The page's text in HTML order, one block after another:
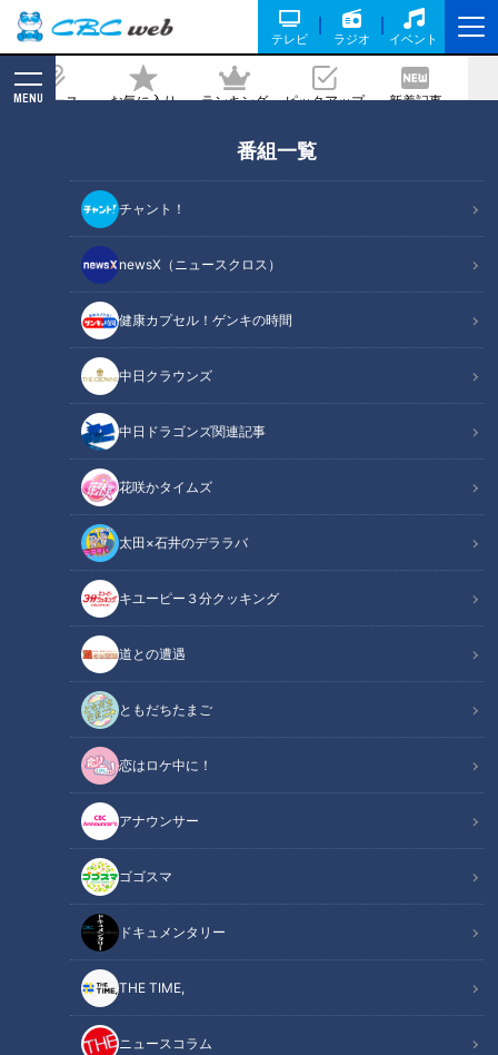
テレビ ラジオ イベント
ニュース お気に入り ランキング ピックアップ 新着記事
MENU
番組一覧
チャント！
newsX（ニュースクロス）
健康カプセル！ゲンキの時間
中日クラウンズ
中日ドラゴンズ関連記事
花咲かタイムズ
太田×石井のデララバ
キユーピー３分クッキング
道との遭遇
ともだちたまご
恋はロケ中に！
アナウンサー
ゴゴスマ
ドキュメンタリー
THE TIME,
ニュースコラム
ド『もろこ寿司』を調査！ 郷土料理の絶
滅を救った大将こだわりの逸品
2024/04/10 17:00
CBCテレビ『チャント！』いただきます！ほぼ地元だけ 愛されフード
チャント！
いただきます！ほぼ地元だけ愛されフード
その町以外ではあまり知られていないけど…地元の人はみんな
知っている！ その町で生まれ、根づく愛されフード。ＣＢＣ
の加藤愛アナウンサーが全力で調査します。今回は、『愛知県
津島市』の『もろこ寿司』です。
関連リンク
ント！】